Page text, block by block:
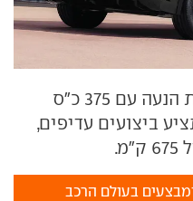
בנוסף תוצע גם גרסה כפולת הנעה עם 375 כ"ס
ביצועים עדיפים,
בעולם הרכב